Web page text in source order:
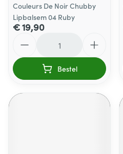
Couleurs De Noir Chubby
Lipbalsem 04 Ruby
€ 19,90
Bestel